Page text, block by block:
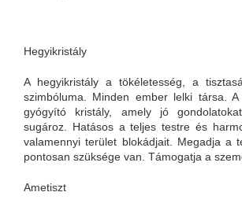
Hegyikristály
A hegyikristály a tökéletesség, a
szimbóluma. Minden ember lelki társa.
gyógyító kristály, amely jó
sugároz. Hatásos a teljes testre és
valamennyi terület blokádjait. Megadja a
pontosan szüksége van. Támogatja a
Ametiszt